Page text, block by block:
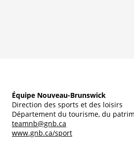
Équipe Nouveau-Brunswick
Direction des sports et des loisirs
Département du tourisme, du
teamnb@gnb.ca
www.gnb.ca/sport